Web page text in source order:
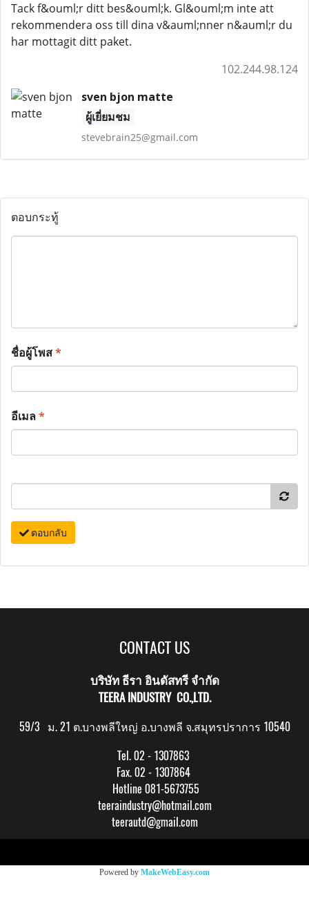
Tack f&ouml;r ditt bes&ouml;k. Gl&ouml;m inte att
rekommendera oss till dina v&auml;nner n&auml;r du
har mottagit ditt paket.
102.244.98.124
sven bjon matte
ผู้เยี่ยมชม
stevebrain25@gmail.com
ตอบกระทู้
ชื่อผู้โพส*
อีเมล*
ตอบกลับ
CONTACT US
บริษัท ธีรา อินดัสทรี จำกัด
TEERA INDUSTRY CO.,LTD.
59/3 ม. 21 ต.บางพลีใหญ่ อ.บางพลี จ.สมุทรปราการ 10540
Tel. 02 - 1307863
Fax. 02 - 1307864
Hotline 081-5673755
teeraindustry@hotmail.com
teerautd@gmail.com
Powered by MakeWebEasy.com